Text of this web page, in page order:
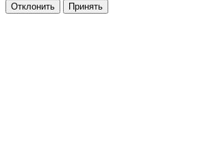
Отклонить Принять